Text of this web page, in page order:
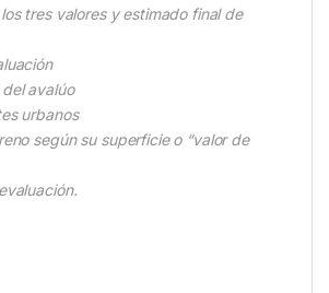
tres valores y estimado final de
avalúo
urbanos
según su superficie o “valor de